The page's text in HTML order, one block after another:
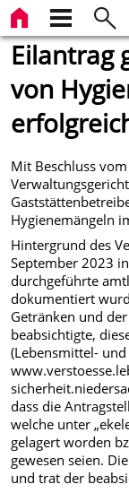
Eilantrag
von
Mit Beschluss
Hygienemängeln
Hintergrund des
September 2023
durchgeführte
dokumentiert
Getränken und
beabsichtigte,
(Lebensmittel-
dass die
welche unter
gelagert worden
gewesen seien.
und trat der